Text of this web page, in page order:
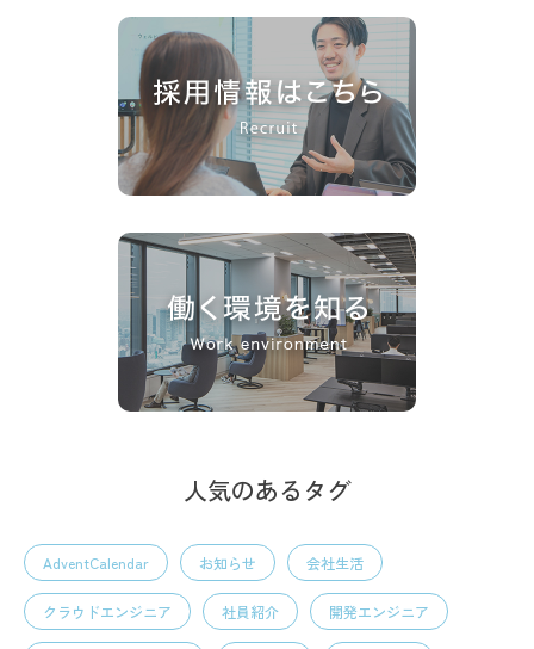
人気のあるタグ
AdventCalendar お知らせ 会社生活
クラウドエンジニア 社員紹介 開発エンジニア